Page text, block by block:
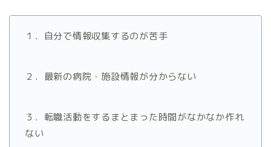
１．自分で情報収集するのが苦手
２．最新の病院・施設情報が分からない
３．転職活動をするまとまった時間がなかなか作れ
ない